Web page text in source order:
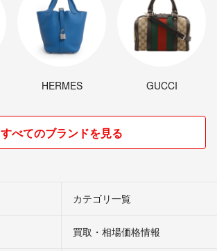
HERMES GUCCI
すべてのブランドを見る
カテゴリ一覧
買取・相場価格情報